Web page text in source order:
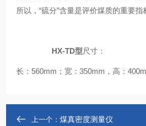
所以，“硫分”含量是评价煤质的重要指
HX-TD型尺寸：
长：560mm；宽：350mm，高：
上一个： 煤真密度测量仪